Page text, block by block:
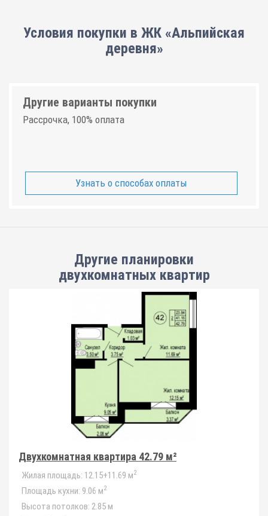
Условия покупки в ЖК «Альпийская
деревня»
Другие варианты покупки
Рассрочка, 100% оплата
Узнать о способах оплаты
Другие планировки
двухкомнатных квартир
Двухкомнатная квартира 42.79 м²
Жилая площадь: 12.15+11.69 м2
Площадь кухни: 9.06 м2
Высота потолков: 2.85 м